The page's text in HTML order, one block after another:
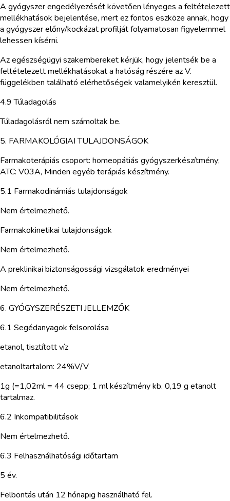
A gyógyszer engedélyezését követően lényeges a feltételezett
mellékhatások bejelentése, mert ez fontos eszköze annak, hogy
a gyógyszer előny/kockázat profilját folyamatosan figyelemmel
lehessen kísérni.
Az egészségügyi szakembereket kérjük, hogy jelentsék be a
feltételezett mellékhatásokat a hatóság részére az V.
függelékben található elérhetőségek valamelyikén keresztül.
4.9 Túladagolás
Túladagolásról nem számoltak be.
5. FARMAKOLÓGIAI TULAJDONSÁGOK
Farmakoterápiás csoport: homeopátiás gyógyszerkészítmény;
ATC: V03A, Minden egyéb terápiás készítmény.
5.1 Farmakodinámiás tulajdonságok
Nem értelmezhető.
Farmakokinetikai tulajdonságok
Nem értelmezhető.
A preklinikai biztonságossági vizsgálatok eredményei
Nem értelmezhető.
6. GYÓGYSZERÉSZETI JELLEMZŐK
6.1 Segédanyagok felsorolása
etanol, tisztított víz
etanoltartalom: 24%V/V
1g (=1,02ml = 44 csepp; 1 ml készítmény kb. 0,19 g etanolt
tartalmaz.
6.2 Inkompatibilitások
Nem értelmezhető.
6.3 Felhasználhatósági időtartam
5 év.
Felbontás után 12 hónapig használható fel.